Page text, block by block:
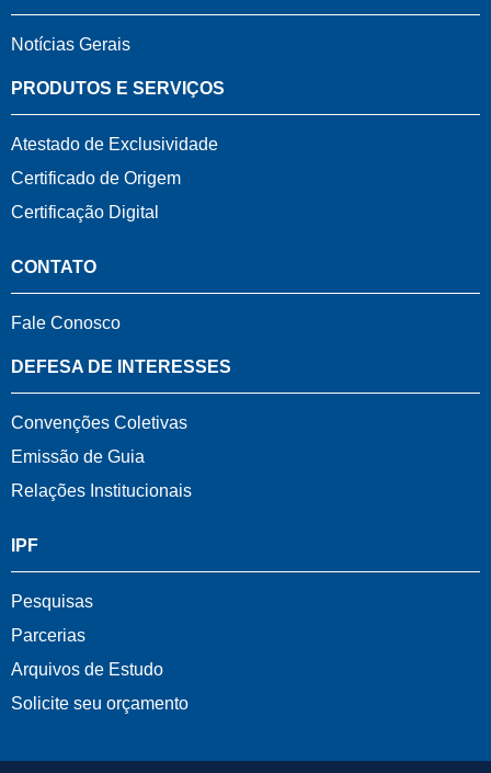
Notícias Gerais
PRODUTOS E SERVIÇOS
Atestado de Exclusividade
Certificado de Origem
Certificação Digital
CONTATO
Fale Conosco
DEFESA DE INTERESSES
Convenções Coletivas
Emissão de Guia
Relações Institucionais
IPF
Pesquisas
Parcerias
Arquivos de Estudo
Solicite seu orçamento